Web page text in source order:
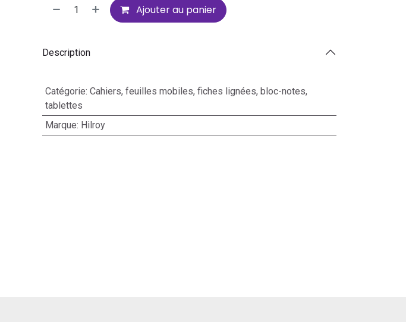
Ajouter au panier
Description
Catégorie: Cahiers, feuilles mobiles, fiches lignées, bloc-notes,
tablettes
Marque: Hilroy